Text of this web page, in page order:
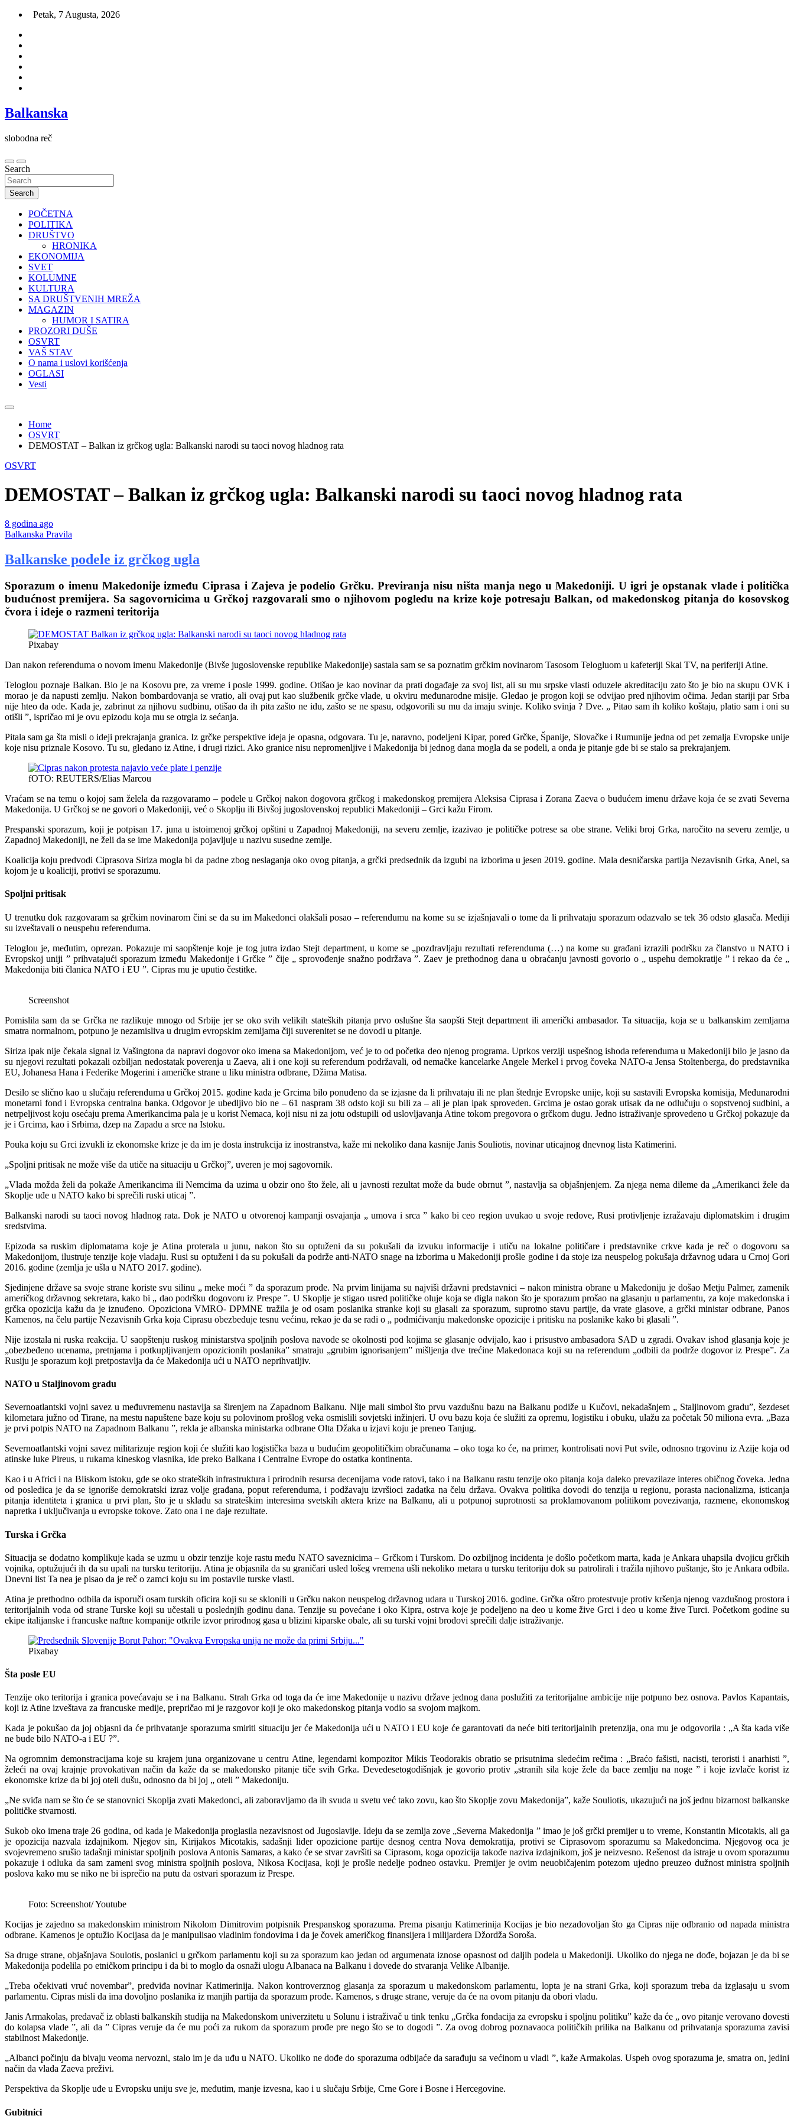
Skip
content
Petak, 7 Augusta, 2026
Balkanska
slobodna reč
Search
Search
POČETNA
POLITIKA
DRUŠTVO
HRONIKA
EKONOMIJA
SVET
KOLUMNE
KULTURA
SA DRUŠTVENIH MREŽA
MAGAZIN
HUMOR I SATIRA
PROZORI DUŠE
OSVRT
VAŠ STAV
O nama i uslovi korišćenja
OGLASI
Vesti
Home
OSVRT
DEMOSTAT – Balkan iz grčkog ugla: Balkanski narodi su taoci novog hladnog rata
OSVRT
DEMOSTAT – Balkan iz grčkog ugla: Balkanski narodi su taoci novog hladnog rata
8 godina ago
Balkanska Pravila
Balkanske podele iz grčkog ugla
Sporazum o imenu Makedonije između Ciprasa i Zajeva je podelio Grčku. Previranja nisu ništa manja nego u Makedoniji. U igri je opstanak vlade i politička
budućnost premijera. Sa sagovornicima u Grčkoj razgovarali smo o njihovom pogledu na krize koje potresaju Balkan, od makedonskog pitanja do kosovskog
čvora i ideje o razmeni teritorija
Pixabay
Dan nakon referenduma o novom imenu Makedonije (Bivše jugoslovenske republike Makedonije) sastala sam se sa poznatim grčkim novinarom Tasosom Telogluom u kafeteriji Skai TV, na periferiji Atine.
Teloglou poznaje Balkan. Bio je na Kosovu pre, za vreme i posle 1999. godine. Otišao je kao novinar da prati događaje za svoj list, ali su mu srpske vlasti oduzele akreditaciju zato što je bio na skupu OVK i
morao je da napusti zemlju. Nakon bombardovanja se vratio, ali ovaj put kao službenik grčke vlade, u okviru međunarodne misije. Gledao je progon koji se odvijao pred njihovim očima. Jedan stariji par Srba
nije hteo da ode. Kada je, zabrinut za njihovu sudbinu, otišao da ih pita zašto ne idu, zašto se ne spasu, odgovorili su mu da imaju svinje. Koliko svinja ? Dve. „ Pitao sam ih koliko koštaju, platio sam i oni su
otišli ”, ispričao mi je ovu epizodu koja mu se otrgla iz sećanja.
Pitala sam ga šta misli o ideji prekrajanja granica. Iz grčke perspektive ideja je opasna, odgovara. Tu je, naravno, podeljeni Kipar, pored Grčke, Španije, Slovačke i Rumunije jedna od pet zemalja Evropske unije
koje nisu priznale Kosovo. Tu su, gledano iz Atine, i drugi rizici. Ako granice nisu nepromenljive i Makedonija bi jednog dana mogla da se podeli, a onda je pitanje gde bi se stalo sa prekrajanjem.
fOTO: REUTERS/Elias Marcou
Vraćam se na temu o kojoj sam želela da razgovaramo – podele u Grčkoj nakon dogovora grčkog i makedonskog premijera Aleksisa Ciprasa i Zorana Zaeva o budućem imenu države koja će se zvati Severna
Makedonija. U Grčkoj se ne govori o Makedoniji, već o Skoplju ili Bivšoj jugoslovenskoj republici Makedoniji – Grci kažu Firom.
Prespanski sporazum, koji je potpisan 17. juna u istoimenoj grčkoj opštini u Zapadnoj Makedoniji, na severu zemlje, izazivao je političke potrese sa obe strane. Veliki broj Grka, naročito na severu zemlje, u
Zapadnoj Makedoniji, ne želi da se ime Makedonija pojavljuje u nazivu susedne zemlje.
Koalicija koju predvodi Ciprasova Siriza mogla bi da padne zbog neslaganja oko ovog pitanja, a grčki predsednik da izgubi na izborima u jesen 2019. godine. Mala desničarska partija Nezavisnih Grka, Anel, sa
kojom je u koaliciji, protivi se sporazumu.
Spoljni pritisak
U trenutku dok razgovaram sa grčkim novinarom čini se da su im Makedonci olakšali posao – referendumu na kome su se izjašnjavali o tome da li prihvataju sporazum odazvalo se tek 36 odsto glasača. Mediji
su izveštavali o neuspehu referenduma.
Teloglou je, međutim, oprezan. Pokazuje mi saopštenje koje je tog jutra izdao Stejt department, u kome se „pozdravljaju rezultati referenduma (…) na kome su građani izrazili podršku za članstvo u NATO i
Evropskoj uniji ” prihvatajući sporazum između Makedonije i Grčke ” čije „ sprovođenje snažno podržava ”. Zaev je prethodnog dana u obraćanju javnosti govorio o „ uspehu demokratije ” i rekao da će „
Makedonija biti članica NATO i EU ”. Cipras mu je uputio čestitke.
Screenshot
Pomislila sam da se Grčka ne razlikuje mnogo od Srbije jer se oko svih velikih stateških pitanja prvo oslušne šta saopšti Stejt department ili američki ambasador. Ta situacija, koja se u balkanskim zemljama
smatra normalnom, potpuno je nezamisliva u drugim evropskim zemljama čiji suverenitet se ne dovodi u pitanje.
Siriza ipak nije čekala signal iz Vašingtona da napravi dogovor oko imena sa Makedonijom, već je to od početka deo njenog programa. Uprkos verziji uspešnog ishoda referenduma u Makedoniji bilo je jasno da
su njegovi rezultati pokazali ozbiljan nedostatak poverenja u Zaeva, ali i one koji su referendum podržavali, od nemačke kancelarke Angele Merkel i prvog čoveka NATO-a Jensa Stoltenberga, do predstavnika
EU, Johanesa Hana i Federike Mogerini i američke strane u liku ministra odbrane, Džima Matisa.
Desilo se slično kao u slučaju referenduma u Grčkoj 2015. godine kada je Grcima bilo ponuđeno da se izjasne da li prihvataju ili ne plan štednje Evropske unije, koji su sastavili Evropska komisija, Međunarodni
monetarni fond i Evropska centralna banka. Odgovor je ubedljivo bio ne – 61 naspram 38 odsto koji su bili za – ali je plan ipak sproveden. Grcima je ostao gorak utisak da ne odlučuju o sopstvenoj sudbini, a
netrpeljivost koju osećaju prema Amerikancima pala je u korist Nemaca, koji nisu ni za jotu odstupili od uslovljavanja Atine tokom pregovora o grčkom dugu. Jedno istraživanje sprovedeno u Grčkoj pokazuje da
je i Grcima, kao i Srbima, dzep na Zapadu a srce na Istoku.
Pouka koju su Grci izvukli iz ekonomske krize je da im je dosta instrukcija iz inostranstva, kaže mi nekoliko dana kasnije Janis Souliotis, novinar uticajnog dnevnog lista Katimerini.
„Spoljni pritisak ne može više da utiče na situaciju u Grčkoj”, uveren je moj sagovornik.
„Vlada možda želi da pokaže Amerikancima ili Nemcima da uzima u obzir ono što žele, ali u javnosti rezultat može da bude obrnut ”, nastavlja sa objašnjenjem. Za njega nema dileme da „Amerikanci žele da
Skoplje uđe u NATO kako bi sprečili ruski uticaj ”.
Balkanski narodi su taoci novog hladnog rata. Dok je NATO u otvorenoj kampanji osvajanja „ umova i srca ” kako bi ceo region uvukao u svoje redove, Rusi protivljenje izražavaju diplomatskim i drugim
sredstvima.
Epizoda sa ruskim diplomatama koje je Atina proterala u junu, nakon što su optuženi da su pokušali da izvuku informacije i utiču na lokalne političare i predstavnike crkve kada je reč o dogovoru sa
Makedonijom, ilustruje tenzije koje vladaju. Rusi su optuženi i da su pokušali da podrže anti-NATO snage na izborima u Makedoniji prošle godine i da stoje iza neuspelog pokušaja državnog udara u Crnoj Gori
2016. godine (zemlja je ušla u NATO 2017. godine).
Sjedinjene države sa svoje strane koriste svu silinu „ meke moći ” da sporazum prođe. Na prvim linijama su najviši državni predstavnici – nakon ministra obrane u Makedoniju je došao Metju Palmer, zamenik
američkog državnog sekretara, kako bi „ dao podršku dogovoru iz Prespe ”. U Skoplje je stigao usred političke oluje koja se digla nakon što je sporazum prošao na glasanju u parlamentu, za koje makedonska i
grčka opozicija kažu da je iznuđeno. Opoziciona VMRO- DPMNE tražila je od osam poslanika stranke koji su glasali za sporazum, suprotno stavu partije, da vrate glasove, a grčki ministar odbrane, Panos
Kamenos, na čelu partije Nezavisnih Grka koja Ciprasu obezbeđuje tesnu većinu, rekao je da se radi o „ podmićivanju makedonske opozicije i pritisku na poslanike kako bi glasali ”.
Nije izostala ni ruska reakcija. U saopštenju ruskog ministarstva spoljnih poslova navode se okolnosti pod kojima se glasanje odvijalo, kao i prisustvo ambasadora SAD u zgradi. Ovakav ishod glasanja koje je
„obezbeđeno ucenama, pretnjama i potkupljivanjem opozicionih poslanika” smatraju „grubim ignorisanjem” mišljenja dve trećine Makedonaca koji su na referendum „odbili da podrže dogovor iz Prespe”. Za
Rusiju je sporazum koji pretpostavlja da će Makedonija ući u NATO neprihvatljiv.
NATO u Staljinovom gradu
Severnoatlantski vojni savez u međuvremenu nastavlja sa širenjem na Zapadnom Balkanu. Nije mali simbol što prvu vazdušnu bazu na Balkanu podiže u Kučovi, nekadašnjem „ Staljinovom gradu”, šezdeset
kilometara južno od Tirane, na mestu napuštene baze koju su polovinom prošlog veka osmislili sovjetski inžinjeri. U ovu bazu koja će služiti za opremu, logistiku i obuku, ulažu za početak 50 miliona evra. „Baza
je prvi potpis NATO na Zapadnom Balkanu ”, rekla je albanska ministarka odbrane Olta Džaka u izjavi koju je preneo Tanjug.
Severnoatlantski vojni savez militarizuje region koji će služiti kao logistička baza u budućim geopolitičkim obračunama – oko toga ko će, na primer, kontrolisati novi Put svile, odnosno trgovinu iz Azije koja od
atinske luke Pireus, u rukama kineskog vlasnika, ide preko Balkana i Centralne Evrope do ostatka kontinenta.
Kao i u Africi i na Bliskom istoku, gde se oko strateških infrastruktura i prirodnih resursa decenijama vode ratovi, tako i na Balkanu rastu tenzije oko pitanja koja daleko prevazilaze interes običnog čoveka. Jedna
od posledica je da se ignoriše demokratski izraz volje građana, poput referenduma, i podžavaju izvršioci zadatka na čelu država. Ovakva politika dovodi do tenzija u regionu, porasta nacionalizma, isticanja
pitanja identiteta i granica u prvi plan, što je u skladu sa strateškim interesima svetskih aktera krize na Balkanu, ali u potpunoj suprotnosti sa proklamovanom politikom povezivanja, razmene, ekonomskog
napretka i uključivanja u evropske tokove. Zato ona i ne daje rezultate.
Turska i Grčka
Situacija se dodatno komplikuje kada se uzmu u obzir tenzije koje rastu među NATO saveznicima – Grčkom i Turskom. Do ozbiljnog incidenta je došlo početkom marta, kada je Ankara uhapsila dvojicu grčkih
vojnika, optužujući ih da su upali na tursku teritoriju. Atina je objasnila da su graničari usled lošeg vremena ušli nekoliko metara u tursku teritoriju dok su patrolirali i tražila njihovo puštanje, što je Ankara odbila.
Dnevni list Ta nea je pisao da je reč o zamci koju su im postavile turske vlasti.
Atina je prethodno odbila da isporuči osam turskih oficira koji su se sklonili u Grčku nakon neuspelog državnog udara u Turskoj 2016. godine. Grčka oštro protestvuje protiv kršenja njenog vazdušnog prostora i
teritorijalnih voda od strane Turske koji su učestali u poslednjih godinu dana. Tenzije su povećane i oko Kipra, ostrva koje je podeljeno na deo u kome žive Grci i deo u kome žive Turci. Početkom godine su
ekipe italijanske i francuske naftne kompanije otkrile izvor prirodnog gasa u blizini kiparske obale, ali su turski vojni brodovi sprečili dalje istraživanje.
Pixabay
Šta posle EU
Tenzije oko teritorija i granica povećavaju se i na Balkanu. Strah Grka od toga da će ime Makedonije u nazivu države jednog dana poslužiti za teritorijalne ambicije nije potpuno bez osnova. Pavlos Kapantais,
koji iz Atine izveštava za francuske medije, prepričao mi je razgovor koji je oko makedonskog pitanja vodio sa svojom majkom.
Kada je pokušao da joj objasni da će prihvatanje sporazuma smiriti situaciju jer će Makedonija ući u NATO i EU koje će garantovati da neće biti teritorijalnih pretenzija, ona mu je odgovorila : „A šta kada više
ne bude bilo NATO-a i EU ?”.
Na ogromnim demonstracijama koje su krajem juna organizovane u centru Atine, legendarni kompozitor Mikis Teodorakis obratio se prisutnima sledećim rečima : „Braćo fašisti, nacisti, teroristi i anarhisti ”,
želeći na ovaj krajnje provokativan način da kaže da se makedonsko pitanje tiče svih Grka. Devedesetogodišnjak je govorio protiv „stranih sila koje žele da bace zemlju na noge ” i koje izvlače korist iz
ekonomske krize da bi joj oteli dušu, odnosno da bi joj „ oteli ” Makedoniju.
„Ne sviđa nam se što će se stanovnici Skoplja zvati Makedonci, ali zaboravljamo da ih svuda u svetu već tako zovu, kao što Skoplje zovu Makedonija”, kaže Souliotis, ukazujući na još jednu bizarnost balkanske
političke stvarnosti.
Sukob oko imena traje 26 godina, od kada je Makedonija proglasila nezavisnost od Jugoslavije. Ideju da se zemlja zove „Severna Makedonija ” imao je još grčki premijer u to vreme, Konstantin Micotakis, ali ga
je opozicija nazvala izdajnikom. Njegov sin, Kirijakos Micotakis, sadašnji lider opozicione partije desnog centra Nova demokratija, protivi se Ciprasovom sporazumu sa Makedoncima. Njegovog oca je
svojevremeno srušio tadašnji ministar spoljnih poslova Antonis Samaras, a kako će se stvar završiti sa Ciprasom, koga opozicija takođe naziva izdajnikom, još je neizvesno. Rešenost da istraje u ovom sporazumu
pokazuje i odluka da sam zameni svog ministra spoljnih poslova, Nikosa Kocijasa, koji je prošle nedelje podneo ostavku. Premijer je ovim neuobičajenim potezom ujedno preuzeo dužnost ministra spoljnih
poslova kako mu se niko ne bi isprečio na putu da ostvari sporazum iz Prespe.
Foto: Screenshot/ Youtube
Kocijas je zajedno sa makedonskim ministrom Nikolom Dimitrovim potpisnik Prespanskog sporazuma. Prema pisanju Katimerinija Kocijas je bio nezadovoljan što ga Cipras nije odbranio od napada ministra
odbrane. Kamenos je optužio Kocijasa da je manipulisao vladinim fondovima i da je čovek američkog finansijera i milijardera Džordža Soroša.
Sa druge strane, objašnjava Soulotis, poslanici u grčkom parlamentu koji su za sporazum kao jedan od argumenata iznose opasnost od daljih podela u Makedoniji. Ukoliko do njega ne dođe, bojazan je da bi se
Makedonija podelila po etničkom principu i da bi to moglo da osnaži ulogu Albanaca na Balkanu i dovede do stvaranja Velike Albanije.
„Treba očekivati vruć novembar”, predviđa novinar Katimerinija. Nakon kontroverznog glasanja za sporazum u makedonskom parlamentu, lopta je na strani Grka, koji sporazum treba da izglasaju u svom
parlamentu. Cipras misli da ima dovoljno poslanika iz manjih partija da sporazum prođe. Kamenos, s druge strane, veruje da će na ovom pitanju da obori vladu.
Janis Armakolas, predavač iz oblasti balkanskih studija na Makedonskom univerzitetu u Solunu i istraživač u tink tenku „Grčka fondacija za evropsku i spoljnu politiku” kaže da će „ ovo pitanje verovano dovesti
do kolapsa vlade ”, ali da ” Cipras veruje da će mu poći za rukom da sporazum prođe pre nego što se to dogodi ”. Za ovog dobrog poznavaoca političkih prilika na Balkanu od prihvatanja sporazuma zavisi
stabilnost Makedonije.
„Albanci počinju da bivaju veoma nervozni, stalo im je da uđu u NATO. Ukoliko ne dođe do sporazuma odbijaće da sarađuju sa većinom u vladi ”, kaže Armakolas. Uspeh ovog sporazuma je, smatra on, jedini
način da vlada Zaeva preživi.
Perspektiva da Skoplje uđe u Evropsku uniju sve je, međutim, manje izvesna, kao i u slučaju Srbije, Crne Gore i Bosne i Hercegovine.
Gubitnici